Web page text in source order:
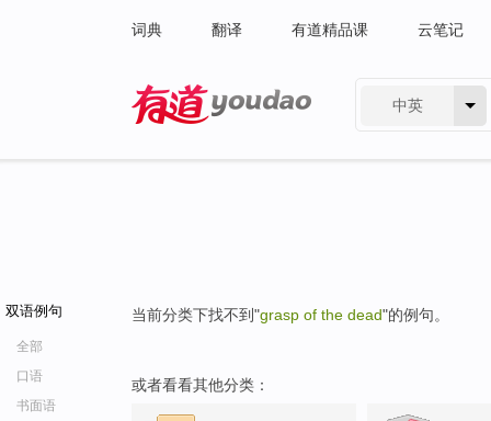
词典 翻译 有道精品课 云笔记
中英
双语例句
全部
口语
书面语
当前分类下找不到"grasp of the dead"的例句。
或者看看其他分类：